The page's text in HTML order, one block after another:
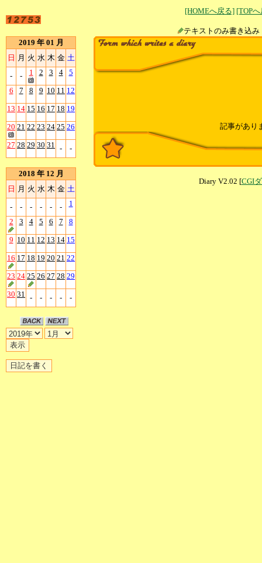
[HOMEへ戻る] [TOP
テキストのみ書
2019 年 01 月
日 月 火 水 木 金 土
- - 1 2 3 4 5
6 7 8 9 10 11 12
13 14 15 16 17 18 19
20 21 22 23 24 25 26
27 28 29 30 31 - -
2018 年 12 月
日 月 火 水 木 金 土
- - - - - - 1
2 3 4 5 6 7 8
9 10 11 12 13 14 15
16 17 18 19 20 21 22
23 24 25 26 27 28 29
30 31 - - - - -
記事があり
Diary V2.02 [CGI